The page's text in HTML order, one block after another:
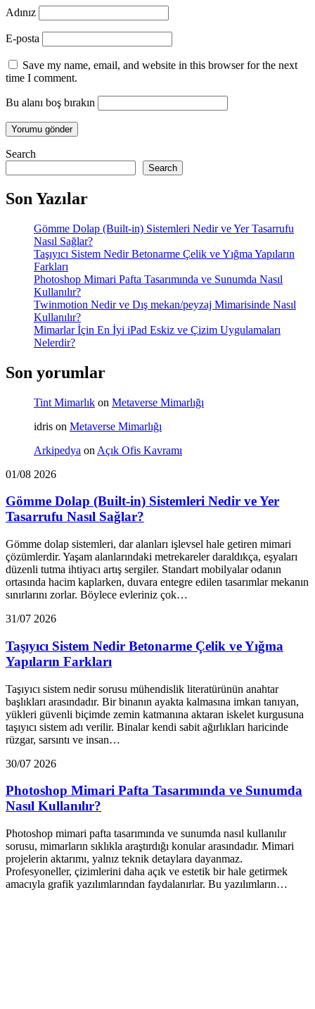
Adınız
E-posta
Save my name, email, and website in this browser for the next
time I comment.
Bu alanı boş bırakın
Search
Search
Son Yazılar
Gömme Dolap (Built-in) Sistemleri Nedir ve Yer Tasarrufu
Nasıl Sağlar?
Taşıyıcı Sistem Nedir Betonarme Çelik ve Yığma Yapıların
Farkları
Photoshop Mimari Pafta Tasarımında ve Sunumda Nasıl
Kullanılır?
Twinmotion Nedir ve Dış mekan/peyzaj Mimarisinde Nasıl
Kullanılır?
Mimarlar İçin En İyi iPad Eskiz ve Çizim Uygulamaları
Nelerdir?
Son yorumlar
Tint Mimarlık on Metaverse Mimarlığı
idris on Metaverse Mimarlığı
Arkipedya on Açık Ofis Kavramı
01/08 2026
Gömme Dolap (Built-in) Sistemleri Nedir ve Yer
Tasarrufu Nasıl Sağlar?
Gömme dolap sistemleri, dar alanları işlevsel hale getiren mimari
çözümlerdir. Yaşam alanlarındaki metrekareler daraldıkça, eşyaları
düzenli tutma ihtiyacı artış sergiler. Standart mobilyalar odanın
ortasında hacim kaplarken, duvara entegre edilen tasarımlar mekanın
sınırlarını zorlar. Böylece evleriniz çok…
31/07 2026
Taşıyıcı Sistem Nedir Betonarme Çelik ve Yığma
Yapıların Farkları
Taşıyıcı sistem nedir sorusu mühendislik literatürünün anahtar
başlıkları arasındadır. Bir binanın ayakta kalmasına imkan tanıyan,
yükleri güvenli biçimde zemin katmanına aktaran iskelet kurgusuna
taşıyıcı sistem adı verilir. Binalar kendi sabit ağırlıkları haricinde
rüzgar, sarsıntı ve insan…
30/07 2026
Photoshop Mimari Pafta Tasarımında ve Sunumda
Nasıl Kullanılır?
Photoshop mimari pafta tasarımında ve sunumda nasıl kullanılır
sorusu, mimarların sıklıkla araştırdığı konular arasındadır. Mimari
projelerin aktarımı, yalnız teknik detaylara dayanmaz.
Profesyoneller, çizimlerini daha açık ve estetik bir hale getirmek
amacıyla grafik yazılımlarından faydalanırlar. Bu yazılımların…